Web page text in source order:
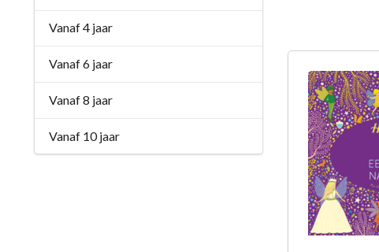
Vanaf 4 jaar
Vanaf 6 jaar
Vanaf 8 jaar
Vanaf 10 jaar